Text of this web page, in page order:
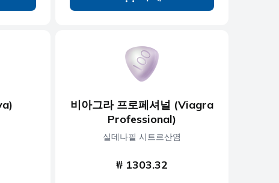
비아그라 프로페셔널 (Viagra
Professional)
실데나필 시트르산염
₩ 1303.32